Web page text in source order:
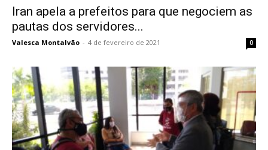
Iran apela a prefeitos para que negociem as
pautas dos servidores...
Valesca Montalvão - 4 de fevereiro de 2021 0